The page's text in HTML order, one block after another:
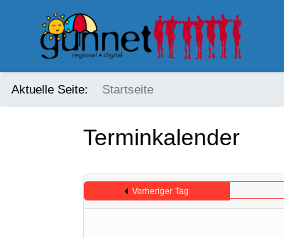
Aktuelle Seite: Startseite
Terminkalender
Vorheriger Tag